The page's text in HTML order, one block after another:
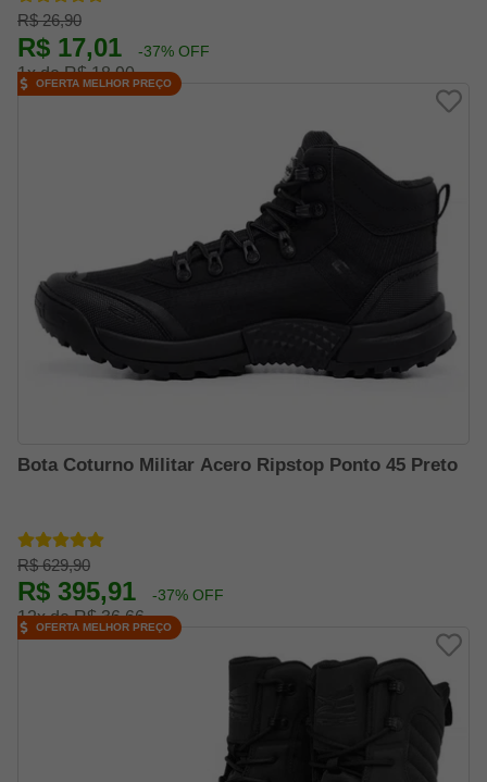
R$ 26,90
R$ 17,01 -37% OFF
1x de R$ 18,90
Bota Coturno Militar Acero Ripstop Ponto 45 Preto
R$ 629,90
R$ 395,91 -37% OFF
12x de R$ 36,66
OFERTA MELHOR PREÇO
OFERTA MELHOR PREÇO